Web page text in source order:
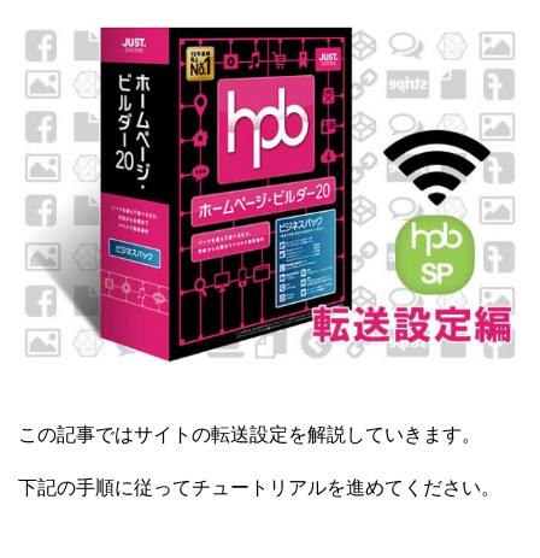
この記事ではサイトの転送設定を解説していきます。
下記の手順に従ってチュートリアルを進めてください。